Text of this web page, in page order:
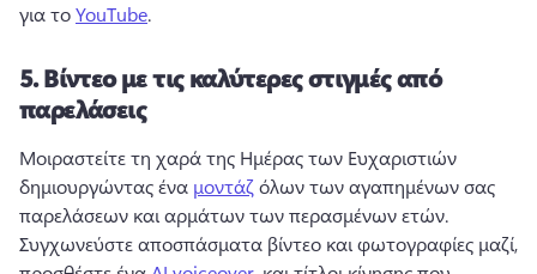
για το YouTube.
5.Βίντεο με τις καλύτερες στιγμές από
παρελάσεις
Μοιραστείτε τη χαρά της Ημέρας των Ευχαριστιών
δημιουργώντας ένα μοντάζ όλων των αγαπημένων σας
Συγχωνεύστε αποσπάσματα βίντεο και φωτογραφίες μαζί,